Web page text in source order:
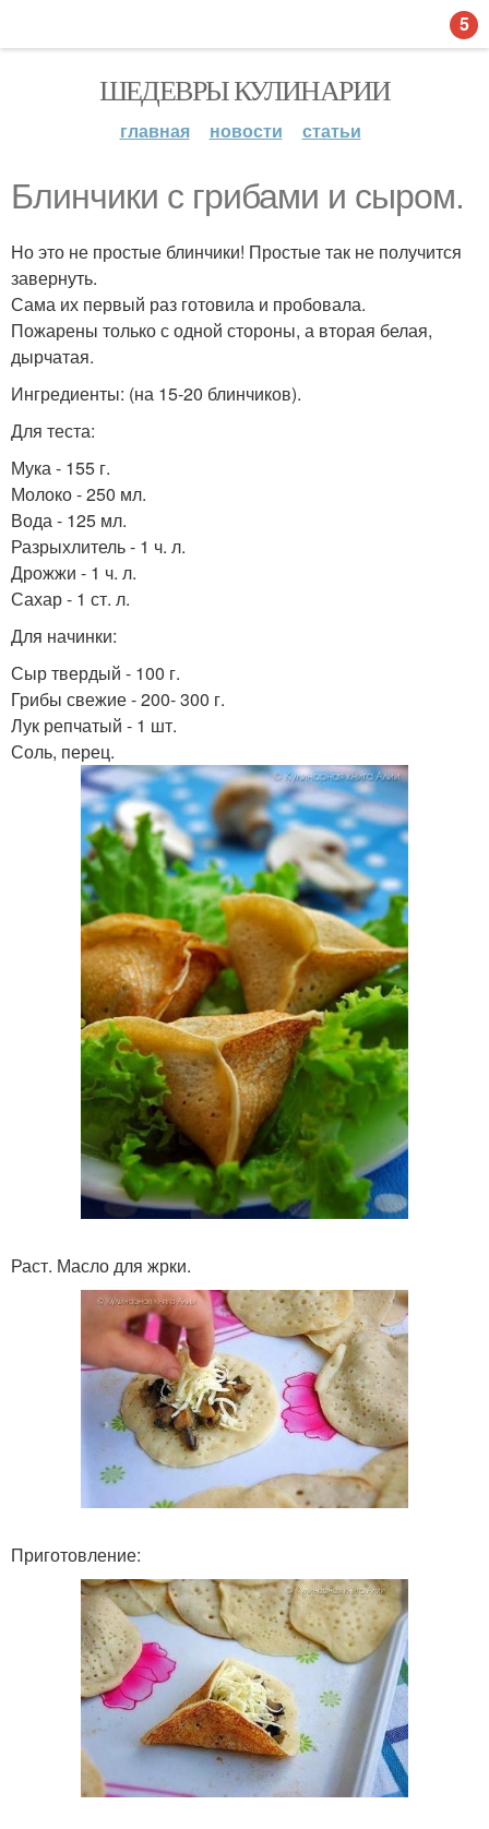
ШЕДЕВРЫ КУЛИНАРИИ
главная новости статьи
Блинчики с грибами и сыром.
Но это не простые блинчики! Простые так не получится
завернуть.
Сама их первый раз готовила и пробовала.
Пожарены только с одной стороны, а вторая белая,
дырчатая.
Ингредиенты: (на 15-20 блинчиков).
Для теста:
Мука - 155 г.
Молоко - 250 мл.
Вода - 125 мл.
Разрыхлитель - 1 ч. л.
Дрожжи - 1 ч. л.
Сахар - 1 ст. л.
Для начинки:
Сыр твердый - 100 г.
Грибы свежие - 200- 300 г.
Лук репчатый - 1 шт.
Соль, перец.
Раст. Масло для жрки.
Приготовление:
5